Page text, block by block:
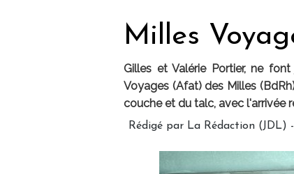
Milles
Gilles et Valérie Portier, ne
Voyages (Afat) des Milles
couche et du talc, avec l'arrivée
Rédigé par La Rédaction